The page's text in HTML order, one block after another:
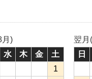
月)
水 木 金
土
1
翌月
日